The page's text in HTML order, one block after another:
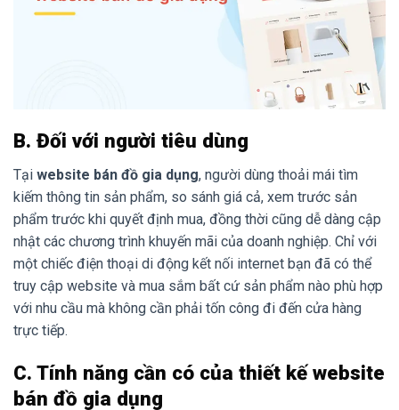
B. Đối với người tiêu dùng
Tại website bán đồ gia dụng, người dùng thoải mái tìm
kiếm thông tin sản phẩm, so sánh giá cả, xem trước sản
phẩm trước khi quyết định mua, đồng thời cũng dễ dàng cập
nhật các chương trình khuyến mãi của doanh nghiệp. Chỉ với
một chiếc điện thoại di động kết nối internet bạn đã có thể
truy cập website và mua sắm bất cứ sản phẩm nào phù hợp
với nhu cầu mà không cần phải tốn công đi đến cửa hàng
trực tiếp.
C. Tính năng cần có của thiết kế website
bán đồ gia dụng